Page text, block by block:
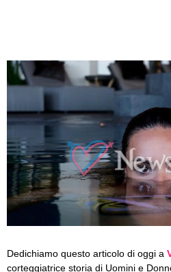
Dedichiamo questo articolo di oggi a
corteggiatrice storia di Uomini e